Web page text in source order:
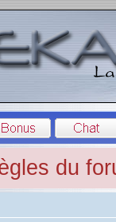
du